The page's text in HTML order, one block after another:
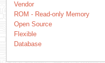
Vendor
ROM - Read-only Memory
Open Source
Flexible
Database